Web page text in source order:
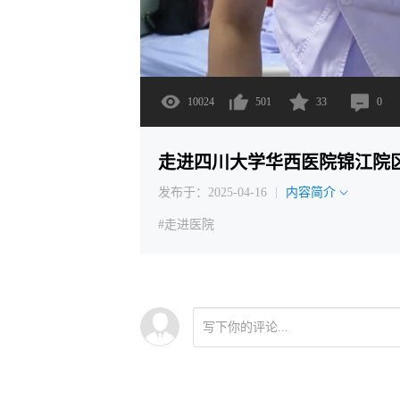
10024 501 33 0
走进四川大学华西医院锦江院
发布于：2025-04-16 内容简介
#走进医院